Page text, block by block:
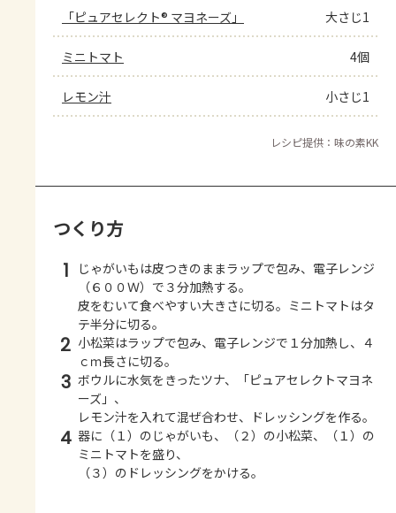
「ピュアセレクト® マヨネーズ」 大さじ1
ミニトマト 4個
レモン汁 小さじ1
レシピ提供：味の素KK
つくり方
1
じゃがいもは皮つきのままラップで包み、電子レンジ
（６００Ｗ）で３分加熱する。
皮をむいて食べやすい大きさに切る。ミニトマトはタ
テ半分に切る。
2 小松菜はラップで包み、電子レンジで１分加熱し、４
ｃｍ長さに切る。
3 ボウルに水気をきったツナ、「ピュアセレクトマヨネ
ーズ」、
レモン汁を入れて混ぜ合わせ、ドレッシングを作る。
4 器に（１）のじゃがいも、（２）の小松菜、（１）の
ミニトマトを盛り、
（３）のドレッシングをかける。